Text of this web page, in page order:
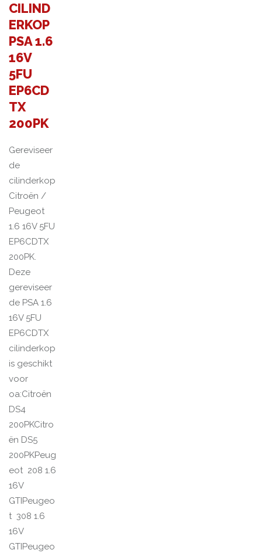
CILIND
ERKOP
PSA 1.6
16V
5FU
EP6CD
TX
200PK
Gereviseer
de
cilinderkop
Citroën /
Peugeot
1.6 16V 5FU
EP6CDTX
200PK.
Deze
gereviseer
de PSA 1.6
16V 5FU
EP6CDTX
cilinderkop
is geschikt
voor
oa:Citroën
DS4
200PKCitro
ën DS5
200PKPeug
eot 208 1.6
16V
GTIPeugeo
t 308 1.6
16V
GTIPeugeo